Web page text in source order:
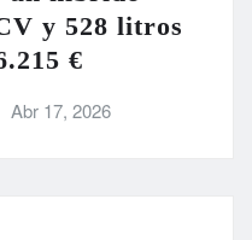
y 528 litros
€
Abr 17, 2026